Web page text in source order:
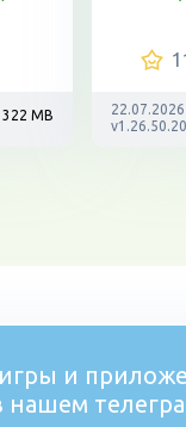
322 MB
22.07.2026
v1.26.50.20
и